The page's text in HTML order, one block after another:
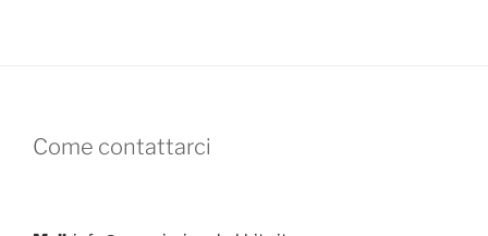
Come contattarci